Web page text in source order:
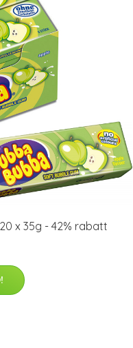
x 35g - 42% rabatt